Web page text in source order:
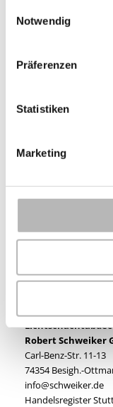
Notwendig
Präferenzen
Statistiken
Marketing
mit
Aluminium-Fenster
Faltschiebetüren
Kunststoff-Rollläden
Aluminium-
Aufsatzelemente
Rolltore
Rollladen Daylight
alR-System –
Robert Schweiker
Carl-Benz-Str. 11-13
74354 Besigh.-
info@schweiker.de
Handelsregister